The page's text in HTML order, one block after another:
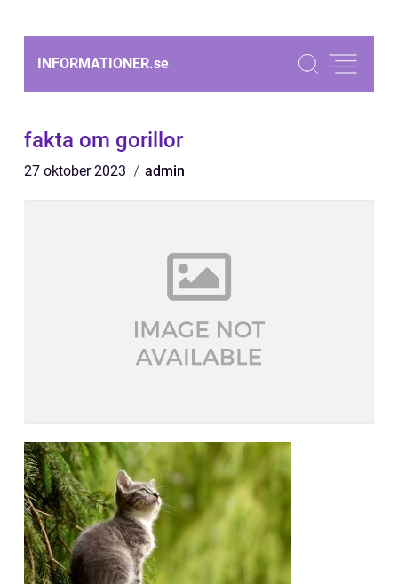
INFORMATIONER.se
fakta om gorillor
27 oktober 2023 admin